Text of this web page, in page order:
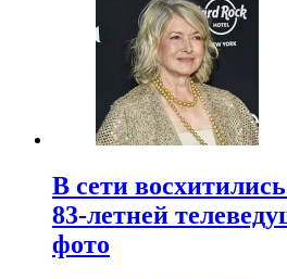
В сети
83-летней
фото